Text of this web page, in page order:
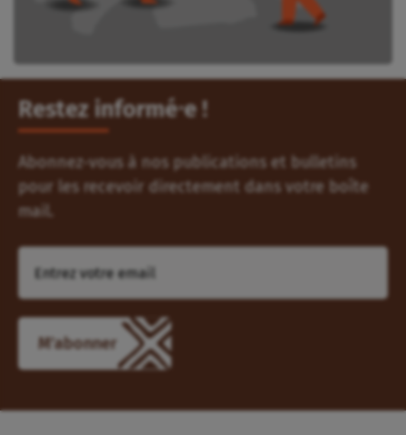
Restez informé⸱e !
Abonnez-vous à nos publications et bulletins
pour les recevoir directement dans votre boîte
mail.
M'abonner